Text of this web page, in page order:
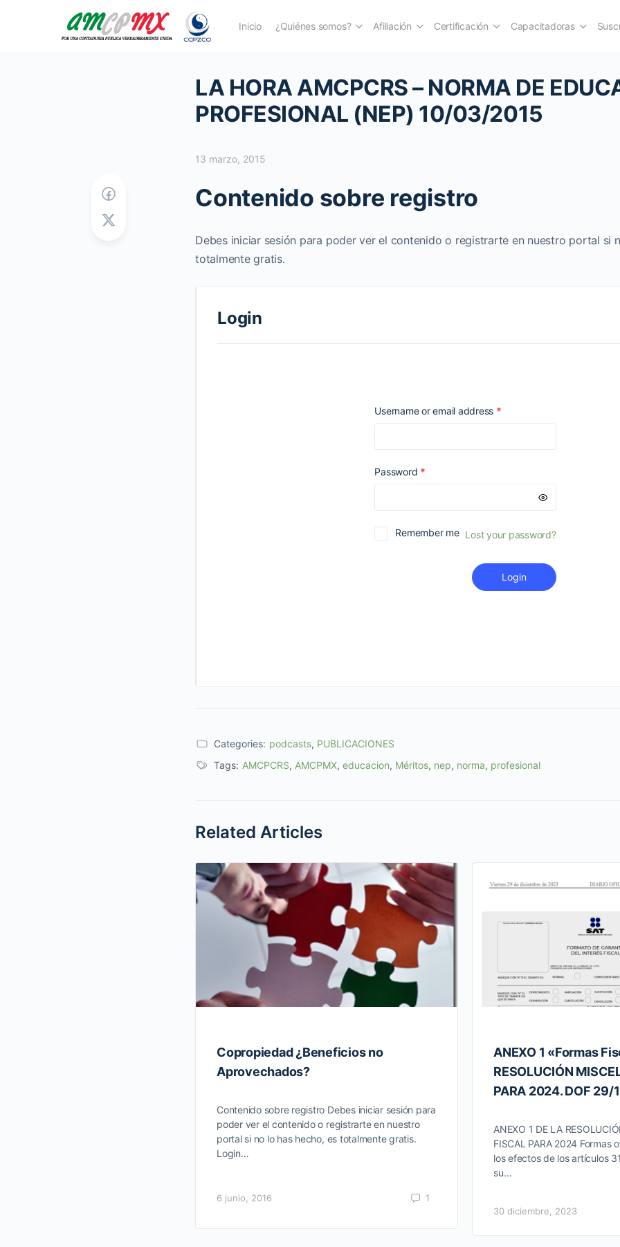
Inicio ¿Quiénes somos? Afiliación Certificación Capacitadoras
LA HORA AMCPCRS – NORMA DE
PROFESIONAL (NEP) 10/03/2015
13 marzo, 2015
Contenido sobre registro
Debes iniciar sesión para poder ver el contenido o registrarte en nuestro portal si
totalmente gratis.
Login
Username or email address *Required
Password *Required
Remember me Lost your password?
Login
Categories: podcasts, PUBLICACIONES
Tags: AMCPCRS, AMCPMX, educacion, Méritos, nep, norma, profesional
Related Articles
Copropiedad ¿Beneficios no
Aprovechados?
Contenido sobre registro Debes iniciar sesión para
poder ver el contenido o registrarte en nuestro
portal si no lo has hecho, es totalmente gratis.
Login…
6 junio, 2016 1
ANEXO 1 «Formas
RESOLUCIÓN
PARA 2024. DOF 29/
ANEXO 1 DE LA
FISCAL PARA 2024 Formas
los efectos de los artículos
su…
30 diciembre, 2023